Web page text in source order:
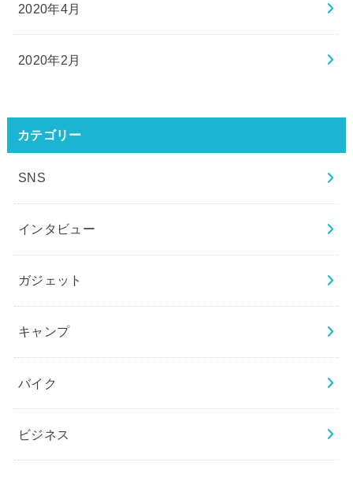
2020年4月
2020年2月
カテゴリー
SNS
インタビュー
ガジェット
キャンプ
バイク
ビジネス